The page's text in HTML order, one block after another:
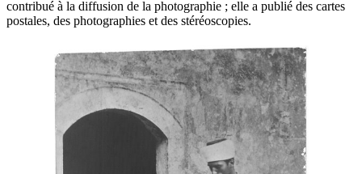
contribué à la diffusion de la photographie ; elle a publié des cartes
postales, des photographies et des stéréoscopies.